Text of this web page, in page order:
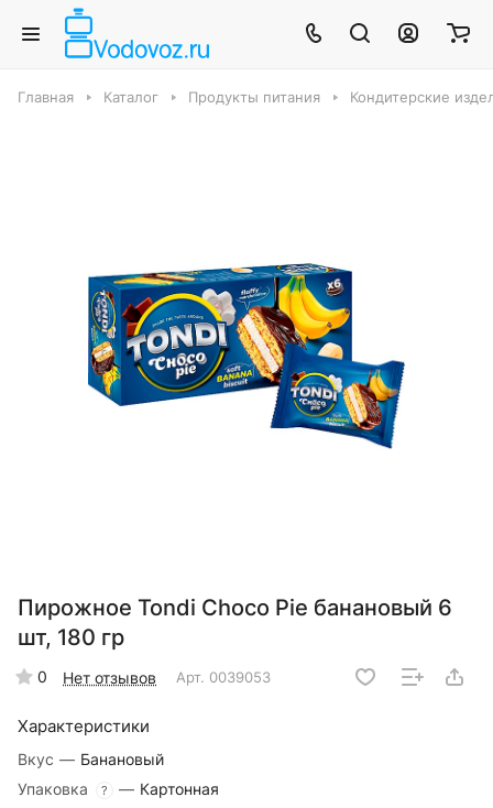
Главная Каталог Продукты питания Кондитерские
Пирожное Tondi Choco Pie банановый 6
шт, 180 гр
0 Нет отзывов Арт. 0039053
Характеристики
Вкус — Банановый
Упаковка
? — Картонная